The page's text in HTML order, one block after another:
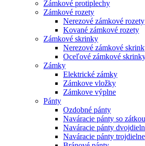
Zámkové protiplechy
Zámkové rozety
Nerezové zámkové rozety
Kované zámkové rozety
Zámkové skrinky
Nerezové zámkové
Oceľové zámkové
Zámky
Elektrické zámky
Zámkove vložky
Zámkove výplne
Pánty
Ozdobné pánty
Naváracie pánty so zátkou
Naváracie pánty
Naváracie pánty trojdielne